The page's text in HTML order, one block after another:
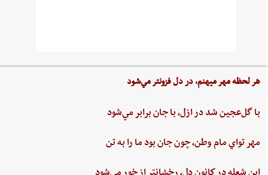
هر لحظه‌ مهر ميهنم،‌ در دل‌ فزونتر مي‌شود
با گل‌عجين‌ شد در ازل،‌ با جان‌ برابر مي‌شود
مهر تواي ‌مام ‌وطن،‌ چون‌ جان‌ بود ما را به‌ تن